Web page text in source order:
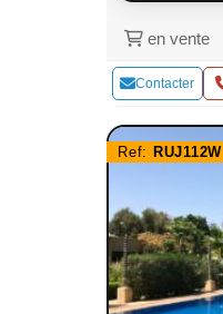
en vente
Contacter
Ref: RUJ112W